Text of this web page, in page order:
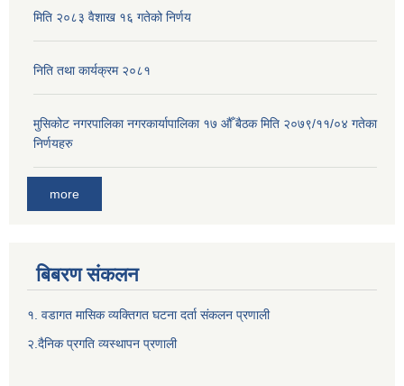
मिति २०८३ वैशाख १६ गतेको निर्णय
निति तथा कार्यक्रम २०८१
मुसिकोट नगरपालिका नगरकार्यापालिका १७ औँ बैठक मिति २०७९/११/०४ गतेका
निर्णयहरु
more
बिबरण संकलन
१. वडागत मासिक व्यक्तिगत घटना दर्ता संकलन प्रणाली
२.दैनिक प्रगति व्यस्थापन प्रणाली